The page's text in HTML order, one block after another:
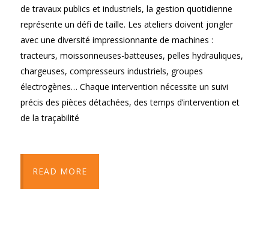
de travaux publics et industriels, la gestion quotidienne
représente un défi de taille. Les ateliers doivent jongler
avec une diversité impressionnante de machines :
tracteurs, moissonneuses-batteuses, pelles hydrauliques,
chargeuses, compresseurs industriels, groupes
électrogènes… Chaque intervention nécessite un suivi
précis des pièces détachées, des temps d’intervention et
de la traçabilité
READ MORE